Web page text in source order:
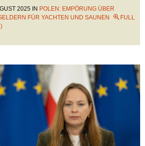
2025 IN POLEN: EMPÖRUNG ÜBER
FÜR YACHTEN UND SAUNEN
FULL